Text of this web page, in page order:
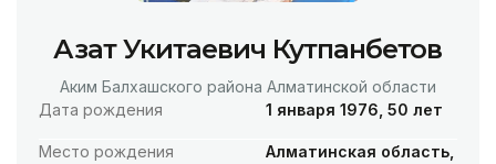
Азат Укитаевич Кутпанбетов
Аким Балхашского района Алматинской области
Дата рождения
1 января 1976, 50 лет
Место рождения
Алматинская область,